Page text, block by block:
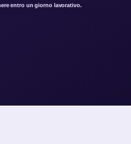
entro un giorno lavorativo.